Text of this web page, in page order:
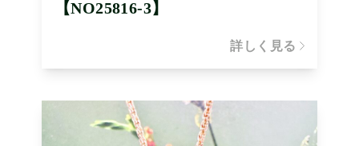
【NO25816-3】
詳しく見る